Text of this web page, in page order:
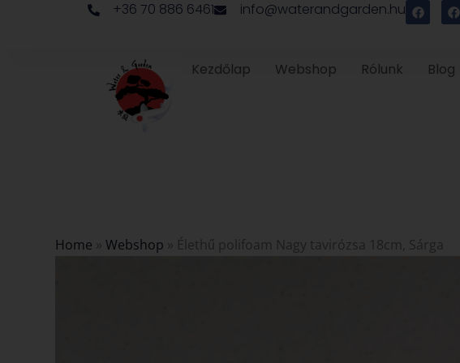
+36 70 886 6461 info@waterandgarden.hu F
a
c
F
a
c
o
o
Kezdőlap Webshop Rólunk Blog
Home » Webshop » Élethű polifoam Nagy tavirózsa 18cm, Sárga